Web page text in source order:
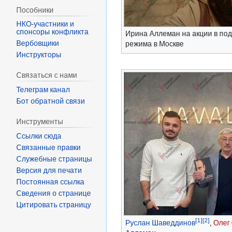
Ирина Аллеман на акции в
режима в Москве
Руслан Шаведдинов[1][2] Олег
Пособники
спонсоры конфликта
‏‎Вербовщики
Инструкторы
Связаться с нами
Телеграм канал
Бот обратной связи
Инструменты
Ссылки сюда
Связанные правки
Служебные страницы
Версия для печати
Постоянная ссылка
Сведения о странице
Цитировать страницу